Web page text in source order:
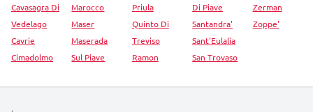
Cavasagra Di
Vedelago
Cavrie
Cimadolmo
Marocco
Maser
Maserada
Sul Piave
Priula
Quinto Di
Treviso
Ramon
Di Piave
Santandra'
Sant'Eulalia
San Trovaso
Zerman
Zoppe'